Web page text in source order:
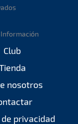
Club
nosotros
privacidad